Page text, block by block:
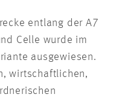
entlang der A7
Celle wurde im
ausgewiesen.
wirtschaftlichen,